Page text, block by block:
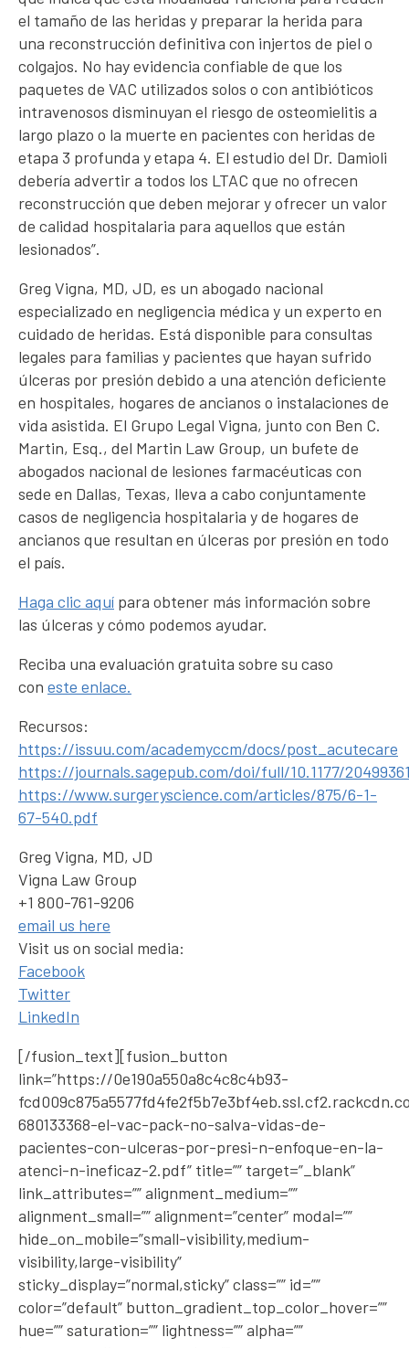
el tamaño de las heridas y preparar la herida para
una reconstrucción definitiva con injertos de piel o
colgajos. No hay evidencia confiable de que los
paquetes de VAC utilizados solos o con antibióticos
intravenosos disminuyan el riesgo de osteomielitis a
largo plazo o la muerte en pacientes con heridas de
etapa 3 profunda y etapa 4. El estudio del Dr. Damioli
debería advertir a todos los LTAC que no ofrecen
reconstrucción que deben mejorar y ofrecer un valor
de calidad hospitalaria para aquellos que están
lesionados”.
Greg Vigna, MD, JD, es un abogado nacional
especializado en negligencia médica y un experto en
cuidado de heridas. Está disponible para consultas
legales para familias y pacientes que hayan sufrido
úlceras por presión debido a una atención deficiente
en hospitales, hogares de ancianos o instalaciones de
vida asistida. El Grupo Legal Vigna, junto con Ben C.
Martin, Esq., del Martin Law Group, un bufete de
abogados nacional de lesiones farmacéuticas con
sede en Dallas, Texas, lleva a cabo conjuntamente
casos de negligencia hospitalaria y de hogares de
ancianos que resultan en úlceras por presión en todo
el país.
Haga clic aquí para obtener más información sobre
las úlceras y cómo podemos ayudar.
Reciba una evaluación gratuita sobre su caso
con este enlace.
Recursos:
https://issuu.com/academyccm/docs/post_acutecare
https://journals.sagepub.com/doi/full/10.1177/
https://www.surgeryscience.com/articles/875/6-1-
67-540.pdf
Greg Vigna, MD, JD
Vigna Law Group
+1 800-761-9206
email us here
Visit us on social media:
Facebook
Twitter
LinkedIn
[/fusion_text][fusion_button
link=”https://0e190a550a8c4c8c4b93-
680133368-el-vac-pack-no-salva-vidas-de-
pacientes-con-ulceras-por-presi-n-enfoque-en-la-
atenci-n-ineficaz-2.pdf” title=”” target=”_blank”
link_attributes=”” alignment_medium=””
alignment_small=”” alignment=”center” modal=””
hide_on_mobile=”small-visibility,medium-
visibility,large-visibility”
sticky_display=”normal,sticky” class=”” id=””
color=”default” button_gradient_top_color_hover=””
hue=”” saturation=”” lightness=”” alpha=””